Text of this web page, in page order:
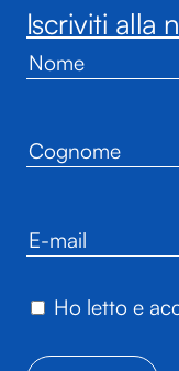
Iscriviti alla
Ho letto e